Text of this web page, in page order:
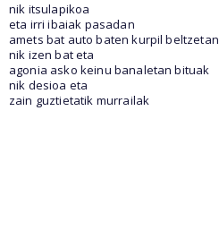
nik itsulapikoa
eta irri ibaiak pasadan
amets bat auto baten kurpil beltzetan
nik izen bat eta
agonia asko keinu banaletan bituak
nik desioa eta
zain guztietatik murrailak